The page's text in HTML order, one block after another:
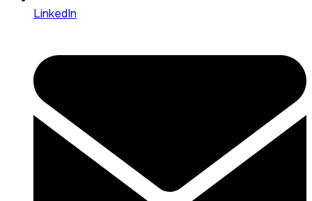
LinkedIn